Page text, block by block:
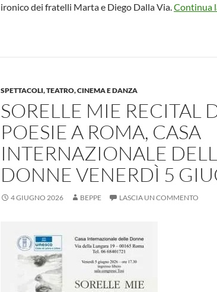
ironico dei fratelli Marta e Diego Dalla Via.Continua
SPETTACOLI, TEATRO, CINEMA E DANZA
SORELLE MIE RECITAL
POESIE A ROMA, CASA
INTERNAZIONALE
DONNE VENERDÌ 5
4 GIUGNO 2026 BEPPE LASCIA UN COMMENTO